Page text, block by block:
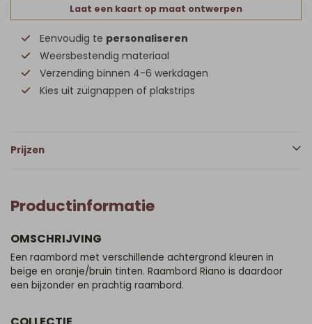
Laat een kaart op maat ontwerpen
Eenvoudig te personaliseren
Weersbestendig materiaal
Verzending binnen 4-6 werkdagen
Kies uit zuignappen of plakstrips
Prijzen
Productinformatie
OMSCHRIJVING
Een raambord met verschillende achtergrond kleuren in
beige en oranje/bruin tinten. Raambord Riano is daardoor
een bijzonder en prachtig raambord.